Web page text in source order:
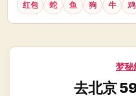
红包 蛇 鱼 狗 牛 鸡
梦秘
去北京